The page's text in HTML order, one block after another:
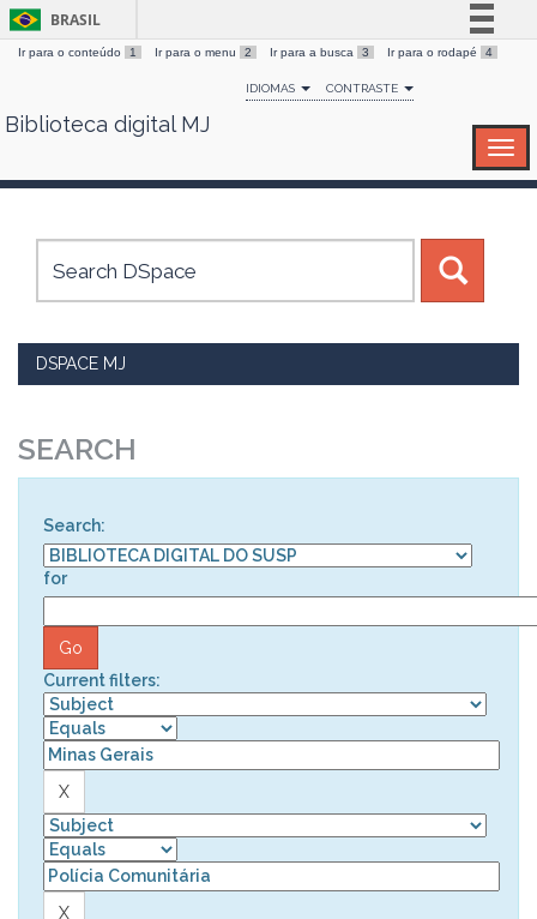
Skip
BRASIL
Simplifique!
Comunica BR
Canais
Ir para o conteúdo 1 Ir para o menu 2 Ir para a busca 3 Ir para o rodapé 4
IDIOMAS CONTRASTE
Biblioteca digital MJ
DSPACE MJ
SEARCH
Search:
for
Current filters: